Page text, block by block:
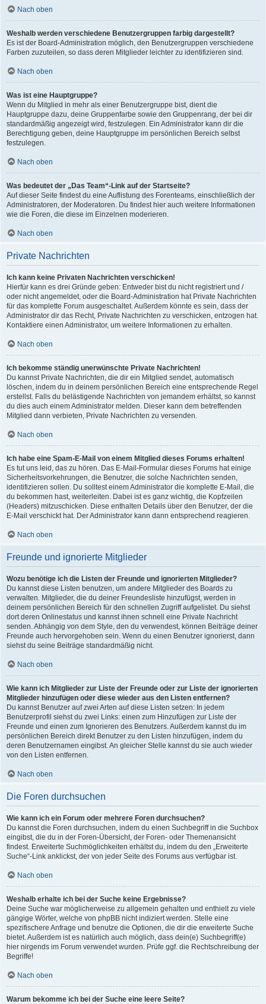
Nach oben
Weshalb werden verschiedene Benutzergruppen farbig dargestellt?
Es ist der Board-Administration möglich, den Benutzergruppen verschiedene
Farben zuzuteilen, so dass deren Mitglieder leichter zu identifizieren sind.
Nach oben
Was ist eine Hauptgruppe?
Wenn du Mitglied in mehr als einer Benutzergruppe bist, dient die
Hauptgruppe dazu, deine Gruppenfarbe sowie den Gruppenrang, der bei dir
standardmäßig angezeigt wird, festzulegen. Ein Administrator kann dir die
Berechtigung geben, deine Hauptgruppe im persönlichen Bereich selbst
festzulegen.
Nach oben
Was bedeutet der „Das Team“-Link auf der Startseite?
Auf dieser Seite findest du eine Auflistung des Forenteams, einschließlich der
Administratoren, der Moderatoren. Du findest hier auch weitere Informationen
wie die Foren, die diese im Einzelnen moderieren.
Nach oben
Private Nachrichten
Ich kann keine Privaten Nachrichten verschicken!
Hierfür kann es drei Gründe geben: Entweder bist du nicht registriert und /
oder nicht angemeldet, oder die Board-Administration hat Private Nachrichten
für das komplette Forum ausgeschaltet. Außerdem könnte es sein, dass der
Administrator dir das Recht, Private Nachrichten zu verschicken, entzogen hat.
Kontaktiere einen Administrator, um weitere Informationen zu erhalten.
Nach oben
Ich bekomme ständig unerwünschte Private Nachrichten!
Du kannst Private Nachrichten, die dir ein Mitglied sendet, automatisch
löschen, indem du in deinem persönlichen Bereich eine entsprechende Regel
erstellst. Falls du belästigende Nachrichten von jemandem erhältst, so kannst
du dies auch einem Administrator melden. Dieser kann dem betreffenden
Mitglied dann verbieten, Private Nachrichten zu versenden.
Nach oben
Ich habe eine Spam-E-Mail von einem Mitglied dieses Forums erhalten!
Es tut uns leid, das zu hören. Das E-Mail-Formular dieses Forums hat einige
Sicherheitsvorkehrungen, die Benutzer, die solche Nachrichten senden,
identifizieren sollen. Du solltest einem Administrator die komplette E-Mail, die
du bekommen hast, weiterleiten. Dabei ist es ganz wichtig, die Kopfzeilen
(Headers) mitzuschicken. Diese enthalten Details über den Benutzer, der die
E-Mail verschickt hat. Der Administrator kann dann entsprechend reagieren.
Nach oben
Freunde und ignorierte Mitglieder
Wozu benötige ich die Listen der Freunde und ignorierten Mitglieder?
Du kannst diese Listen benutzen, um andere Mitglieder des Boards zu
verwalten. Mitglieder, die du deiner Freundesliste hinzufügst, werden in
deinem persönlichen Bereich für den schnellen Zugriff aufgelistet. Du siehst
dort deren Onlinestatus und kannst ihnen schnell eine Private Nachricht
senden. Abhängig von dem Style, den du verwendest, können Beiträge deiner
Freunde auch hervorgehoben sein. Wenn du einen Benutzer ignorierst, dann
siehst du seine Beiträge standardmäßig nicht.
Nach oben
Wie kann ich Mitglieder zur Liste der Freunde oder zur Liste der ignorierten
Mitglieder hinzufügen oder diese wieder aus den Listen entfernen?
Du kannst Benutzer auf zwei Arten auf diese Listen setzen: In jedem
Benutzerprofil siehst du zwei Links: einen zum Hinzufügen zur Liste der
Freunde und einen zum Ignorieren des Benutzers. Außerdem kannst du im
persönlichen Bereich direkt Benutzer zu den Listen hinzufügen, indem du
deren Benutzernamen eingibst. An gleicher Stelle kannst du sie auch wieder
von den Listen entfernen.
Nach oben
Die Foren durchsuchen
Wie kann ich ein Forum oder mehrere Foren durchsuchen?
Du kannst die Foren durchsuchen, indem du einen Suchbegriff in die Suchbox
eingibst, die du in der Foren-Übersicht, der Foren- oder Themenansicht
findest. Erweiterte Suchmöglichkeiten erhältst du, indem du den „Erweiterte
Suche“-Link anklickst, der von jeder Seite des Forums aus verfügbar ist.
Nach oben
Weshalb erhalte ich bei der Suche keine Ergebnisse?
Deine Suche war möglicherweise zu allgemein gehalten und enthielt zu viele
gängige Wörter, welche von phpBB nicht indiziert werden. Stelle eine
spezifischere Anfrage und benutze die Optionen, die dir die erweiterte Suche
bietet. Außerdem ist es natürlich auch möglich, dass dein(e) Suchbegriff(e)
hier nirgends im Forum verwendet wurden. Prüfe ggf. die Rechtschreibung der
Begriffe!
Nach oben
Warum bekomme ich bei der Suche eine leere Seite?